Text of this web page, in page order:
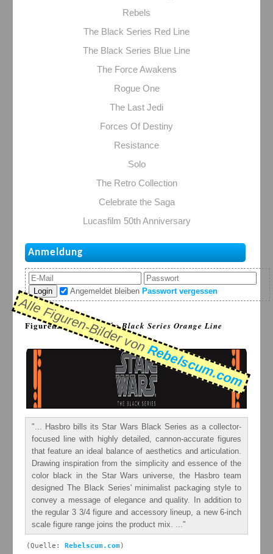
Rebels
The Black Series Red Line
The Black Series Blue Line
The Force Awakens
Rogue One
The Last Jedi
Forces Of Destiny
Resistance
Solo
The Retro Collection
Celebrate the Saga
Lucasfilm 50th Anniversary
Anmeldung
Login Angemeldet bleiben Passwort vergessen
FigurenDB > Serie:The Black Series Orange Line
Alle Figuren-Bilder von
Rebelscum.com
"... Hasbro bills its Star Wars Black Series as a collector-
focused line with highly detailed, cannon-accurate figures
that feature an ideal balance of aesthetics and articulation.
Drawing inspiration from the simplicity and essence of the
color black in the Star Wars universe, the Hasbro team
designed The Black Series' minimalist packaging style to
convey a message of elegance and quality. In addition to
the regular 3 3/4 figure and accessory lineup, a new 6-inch
scale figure range joins the product mix. ..."
(Quelle: Rebelscum.com)